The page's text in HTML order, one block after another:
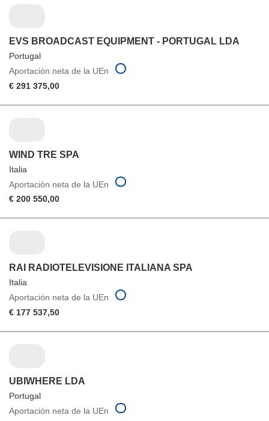
EVS BROADCAST EQUIPMENT - PORTUGAL LDA
Portugal
Aportación neta de la UEn
€ 291 375,00
WIND TRE SPA
Italia
Aportación neta de la UEn
€ 200 550,00
RAI RADIOTELEVISIONE ITALIANA SPA
Italia
Aportación neta de la UEn
€ 177 537,50
UBIWHERE LDA
Portugal
Aportación neta de la UEn